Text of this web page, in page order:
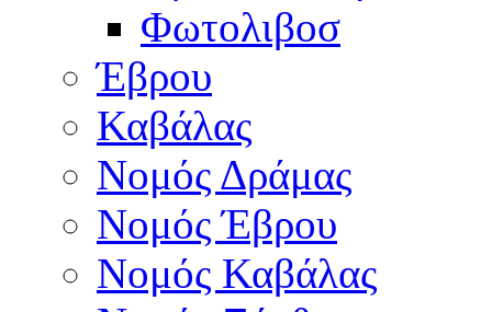
Φωτολιβοσ
Έβρου
Καβάλας
Νομός Δράμας
Νομός Έβρου
Νομός Καβάλας